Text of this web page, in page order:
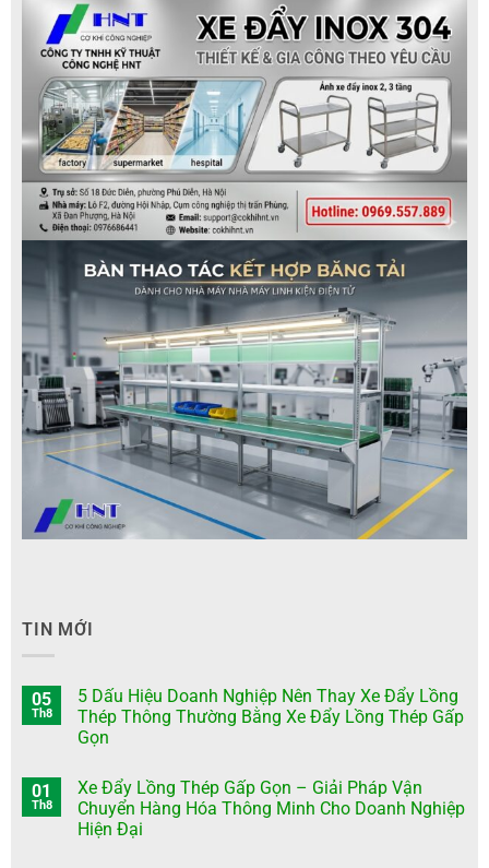
TIN MỚI
05
Th8
5 Dấu Hiệu Doanh Nghiệp Nên Thay Xe Đẩy Lồng
Thép Thông Thường Bằng Xe Đẩy Lồng Thép Gấp
Gọn
01
Th8
Xe Đẩy Lồng Thép Gấp Gọn – Giải Pháp Vận
Chuyển Hàng Hóa Thông Minh Cho Doanh Nghiệp
Hiện Đại